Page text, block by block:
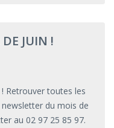
JUIN !
Retrouver toutes les
du mois de
au 02 97 25 85 97.